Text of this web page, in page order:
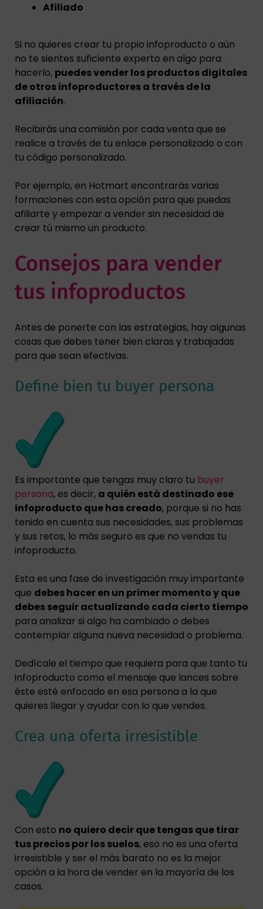
Afiliado
Si no quieres crear tu propio infoproducto o aún
no te sientes suficiente experto en algo para
hacerlo, puedes vender los productos digitales
de otros infoproductores a través de la
afiliación.
Recibirás una comisión por cada venta que se
realice a través de tu enlace personalizado o con
tu código personalizado.
Por ejemplo, en Hotmart encontrarás varias
formaciones con esta opción para que puedas
afiliarte y empezar a vender sin necesidad de
crear tú mismo un producto.
Consejos para vender
tus infoproductos
Antes de ponerte con las estrategias, hay algunas
cosas que debes tener bien claras y trabajadas
para que sean efectivas.
Define bien tu buyer persona
Es importante que tengas muy claro tu buyer
persona, es decir, a quién está destinado ese
infoproducto que has creado, porque si no has
tenido en cuenta sus necesidades, sus problemas
y sus retos, lo más seguro es que no vendas tu
infoproducto.
Esta es una fase de investigación muy importante
que debes hacer en un primer momento y que
debes seguir actualizando cada cierto tiempo
para analizar si algo ha cambiado o debes
contemplar alguna nueva necesidad o problema.
Dedícale el tiempo que requiera para que tanto tu
infoproducto como el mensaje que lances sobre
éste esté enfocado en esa persona a la que
quieres llegar y ayudar con lo que vendes.
Crea una oferta irresistible
Con esto no quiero decir que tengas que tirar
tus precios por los suelos, eso no es una oferta
irresistible y ser el más barato no es la mejor
opción a la hora de vender en la mayoría de los
casos.